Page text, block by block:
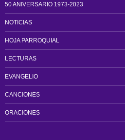
50 ANIVERSARIO 1973-2023
NOTICIAS
HOJA PARROQUIAL
LECTURAS
EVANGELIO
CANCIONES
ORACIONES